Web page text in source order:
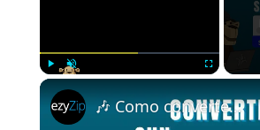
🎶 Como converter SHN para MP3 online gratuitamente │ Sem necessidade de instalação de software